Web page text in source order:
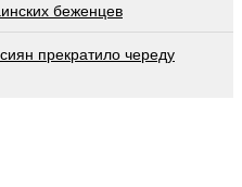
беженцев
прекратило череду